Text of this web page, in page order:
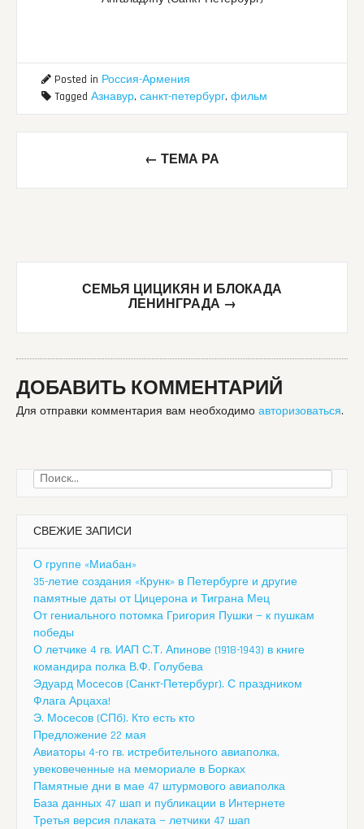
Posted in Россия-Армения
Tagged Азнавур, санкт-петербург, фильм
navigation
← ТЕМА РА
СЕМЬЯ ЦИЦИКЯН И БЛОКАДА
ЛЕНИНГРАДА →
ДОБАВИТЬ КОММЕНТАРИЙ
Для отправки комментария вам необходимо авторизоваться.
Найти:
СВЕЖИЕ ЗАПИСИ
О группе «Миабан»
35-летие создания «Крунк» в Петербурге и другие
памятные даты от Цицерона и Тиграна Мец
От гениального потомка Григория Пушки — к пушкам
победы
О летчике 4 гв. ИАП С.Т. Апинове (1918-1943) в книге
командира полка В.Ф. Голубева
Эдуард Мосесов (Санкт-Петербург). С праздником
Флага Арцаха!
Э. Мосесов (СПб). Кто есть кто
Предложение 22 мая
Авиаторы 4-го гв. истребительного авиаполка,
увековеченные на мемориале в Борках
Памятные дни в мае 47 штурмового авиаполка
База данных 47 шап и публикации в Интернете
Третья версия плаката — летчики 47 шап